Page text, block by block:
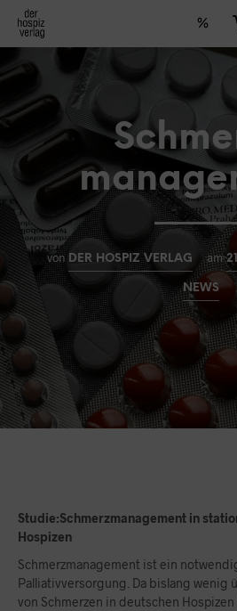
von DER HOSPIZ VERLAG am
NEWS
Studie:Schmerzmanagement in
Hospizen
Schmerzmanagement ist ein
Palliativversorgung. Da bislang wenig
von Schmerzen in deutschen